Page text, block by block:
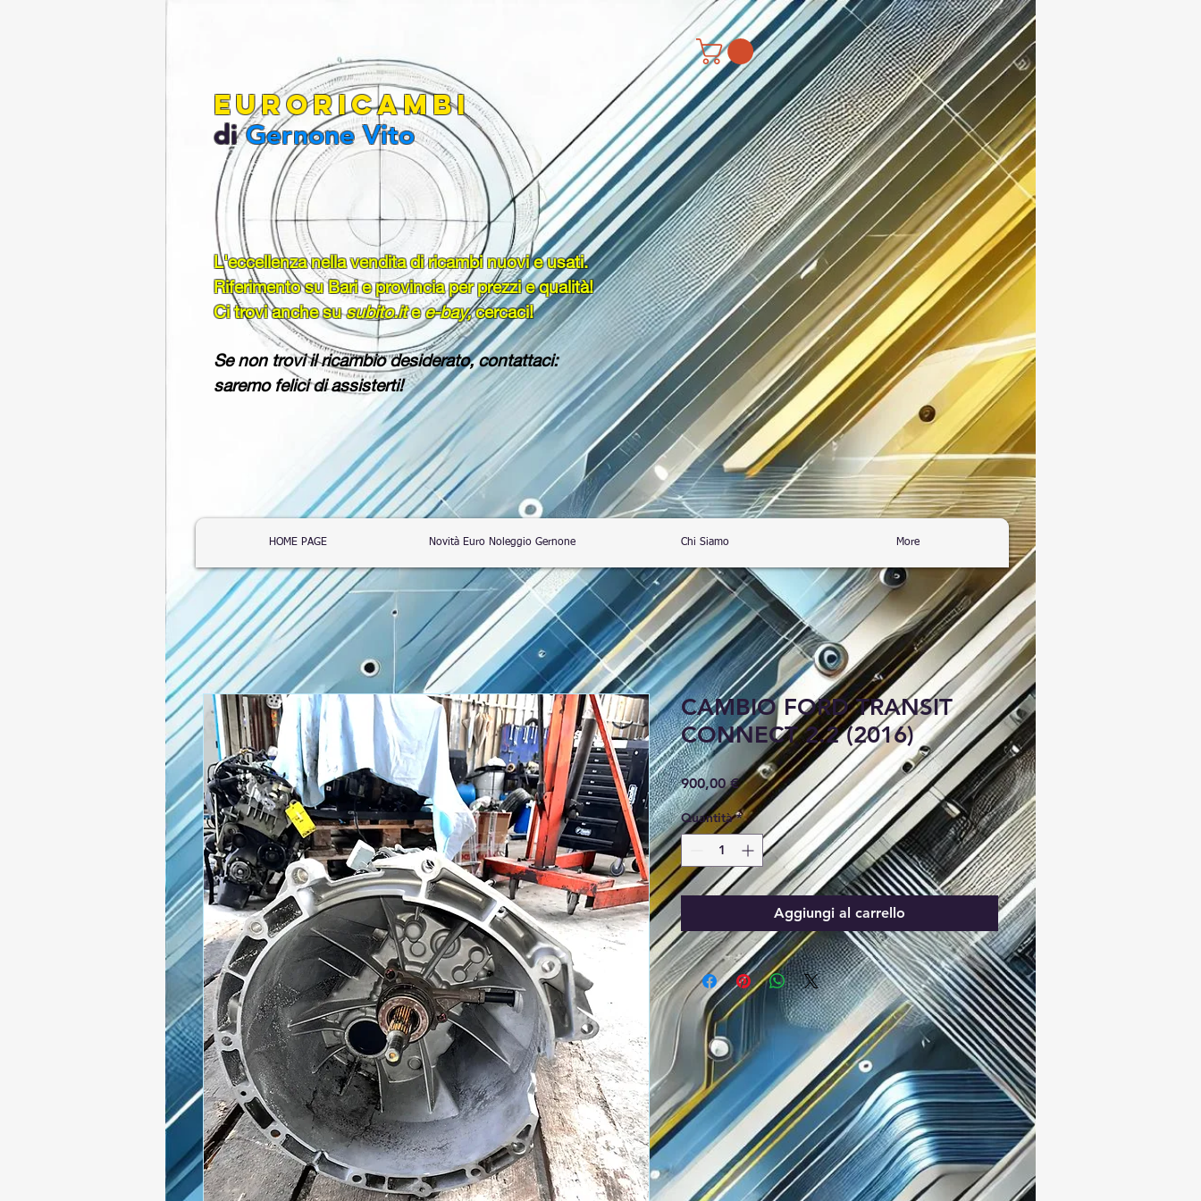
EURORICAMBI
diGernone Vito
L'eccellenza nella vendita di ricambi nuovi e usati.
Riferimento su Bari e provincia per prezzi e qualità!
Ci trovi anche susubito.itee-bay,cercaci!
Se non trovi il ricambio desiderato, contattaci:
saremo felici di assisterti!
HOME PAGE Novità Euro Noleggio Gernone Chi Siamo More
CAMBIO FORD TRANSIT
CONNECT 2.2 (2016)
900,00 €Prezzo
Quantità *
Aggiungi al carrello